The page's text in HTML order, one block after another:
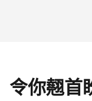
令你翹首